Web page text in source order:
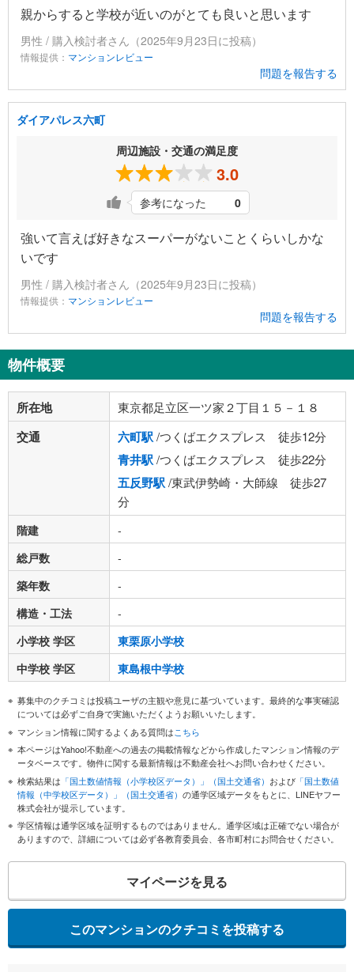
親からすると学校が近いのがとても良いと思います
男性 / 購入検討者さん（2025年9月23日に投稿）
情報提供： マンションレビュー
問題を報告する
ダイアパレス六町
周辺施設・交通の満足度
3.0
参考になった 0
強いて言えば好きなスーパーがないことくらいしかな
いです
男性 / 購入検討者さん（2025年9月23日に投稿）
情報提供： マンションレビュー
問題を報告する
物件概要
所在地 東京都足立区一ツ家２丁目１５－１８
交通 六町駅/つくばエクスプレス 徒歩12分
青井駅/つくばエクスプレス 徒歩22分
五反野駅/東武伊勢崎・大師線 徒歩27
分
階建
-
総戸数
-
築年数
-
構造・工法
-
小学校 学区
東栗原小学校
中学校 学区
東島根中学校
募集中のクチコミは投稿ユーザの主観や意見に基づいています。最終的な事実確認
については必ずご自身で実施いただくようお願いいたします。
マンション情報に関するよくある質問はこちら
本ページはYahoo!不動産への過去の掲載情報などから作成したマンション情報のデ
ータベースです。物件に関する最新情報は不動産会社へお問い合わせください。
検索結果は 「国土数値情報（小学校区データ）」（国土交通省） および 「国土数値
情報（中学校区データ）」（国土交通省） の通学区域データをもとに、LINEヤフー
株式会社が提示しています。
学区情報は通学区域を証明するものではありません。通学区域は正確でない場合が
ありますので、詳細については必ず各教育委員会、各市町村にお問合せください。
マイページを見る
このマンションのクチコミを投稿する